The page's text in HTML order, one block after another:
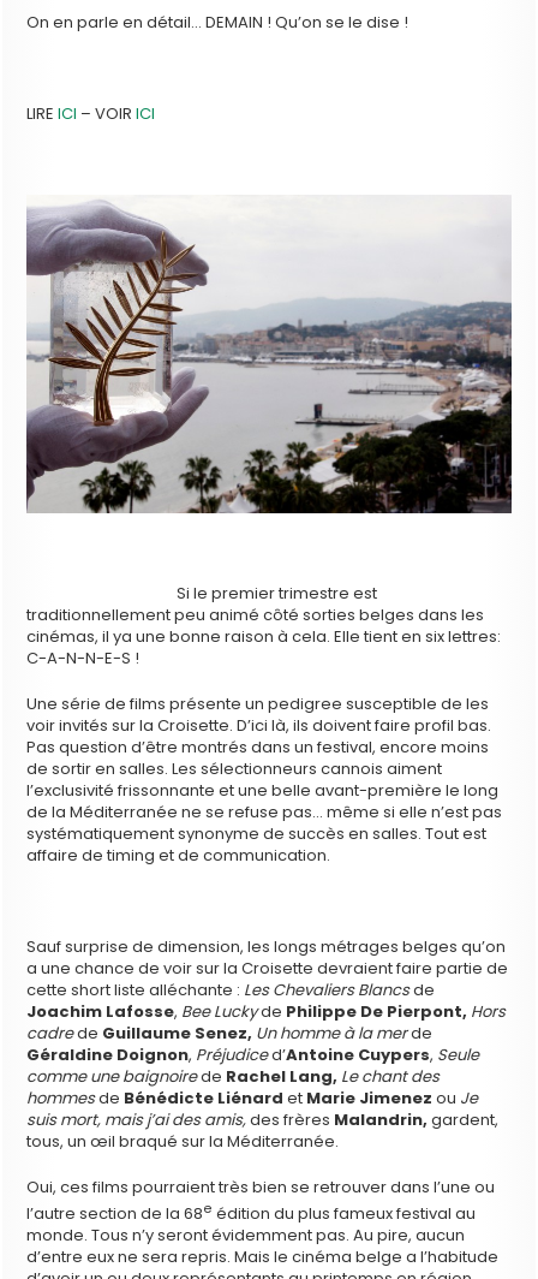
On en parle en détail… DEMAIN ! Qu’on se le dise !
LIREICI – VOIRICI
Si le premier trimestre est
traditionnellement peu animé côté sorties belges dans les
cinémas, il ya une bonne raison à cela. Elle tient en six lettres:
C-A-N-N-E-S !
Une série de films présente un pedigree susceptible de les
voir invités sur la Croisette. D’ici là, ils doivent faire profil bas.
Pas question d’être montrés dans un festival, encore moins
de sortir en salles. Les sélectionneurs cannois aiment
l’exclusivité frissonnante et une belle avant-première le long
de la Méditerranée ne se refuse pas… même si elle n’est pas
systématiquement synonyme de succès en salles. Tout est
affaire de timing et de communication.
Sauf surprise de dimension, les longs métrages belges qu’on
a une chance de voir sur la Croisette devraient faire partie de
cette short liste alléchante : Les Chevaliers Blancsde
Joachim Lafosse, Bee Luckyde Philippe De Pierpont, Hors
cadrede Guillaume Senez, Un homme à la merde
Géraldine Doignon, Préjudiced’Antoine Cuypers, Seule
comme une baignoirede Rachel Lang, Le chant des
hommesde Bénédicte Liénard et Marie Jimenezou Je
suis mort, mais j’ai des amis,des frères Malandrin, gardent,
tous, un œil braqué sur la Méditerranée.
Oui, ces films pourraient très bien se retrouver dans l’une ou
l’autre section de la 68e édition du plus fameux festival au
monde. Tous n’y seront évidemment pas. Au pire, aucun
d’entre eux ne sera repris. Mais le cinéma belge a l’habitude